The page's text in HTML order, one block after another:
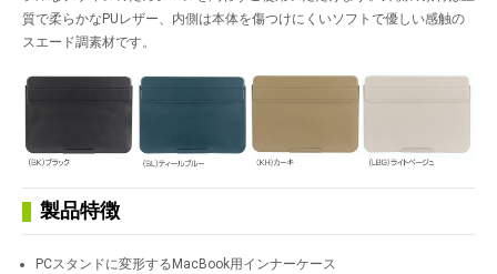
質で柔らかなPUレザー、内側は本体を傷つけにくいソフトで優しい感触の
スエード調素材です。
製品特徴
PCスタンドに変形するMacBook用インナーケース